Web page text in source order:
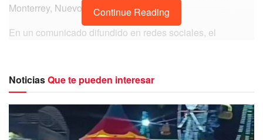
Monterrey, Nuevo León.
En un comunicado difundido en redes sociales, el
exactas del accidente, así como revisar todas las áreas
de la concesión y establecer la responsabilidad por parte
del concesionario.
Continue Reading
NoticiasQue te pueden interesar